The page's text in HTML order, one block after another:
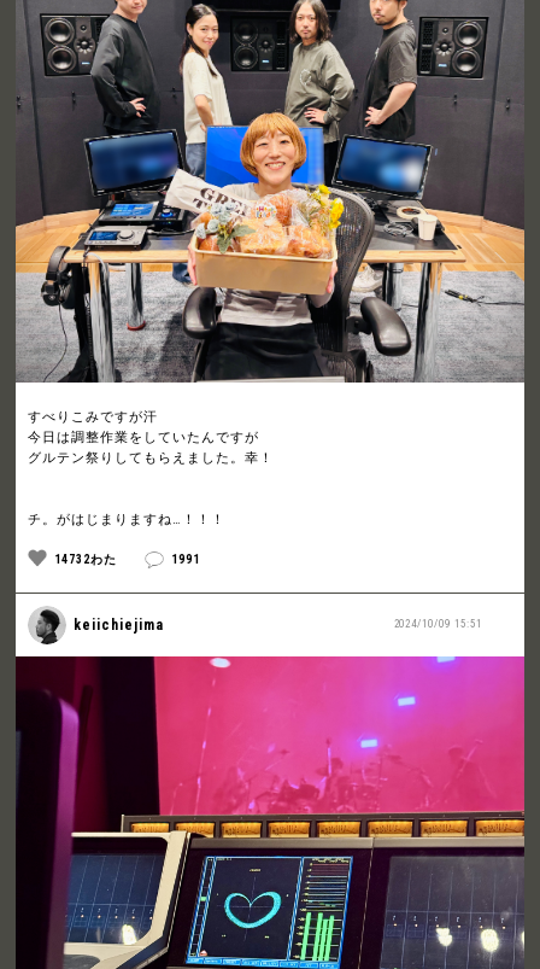
すべりこみですが汗
今日は調整作業をしていたんですが
グルテン祭りしてもらえました。幸！
チ。がはじまりますね…！！！
14732わた 1991
2024/10/09 15:51
keiichiejima